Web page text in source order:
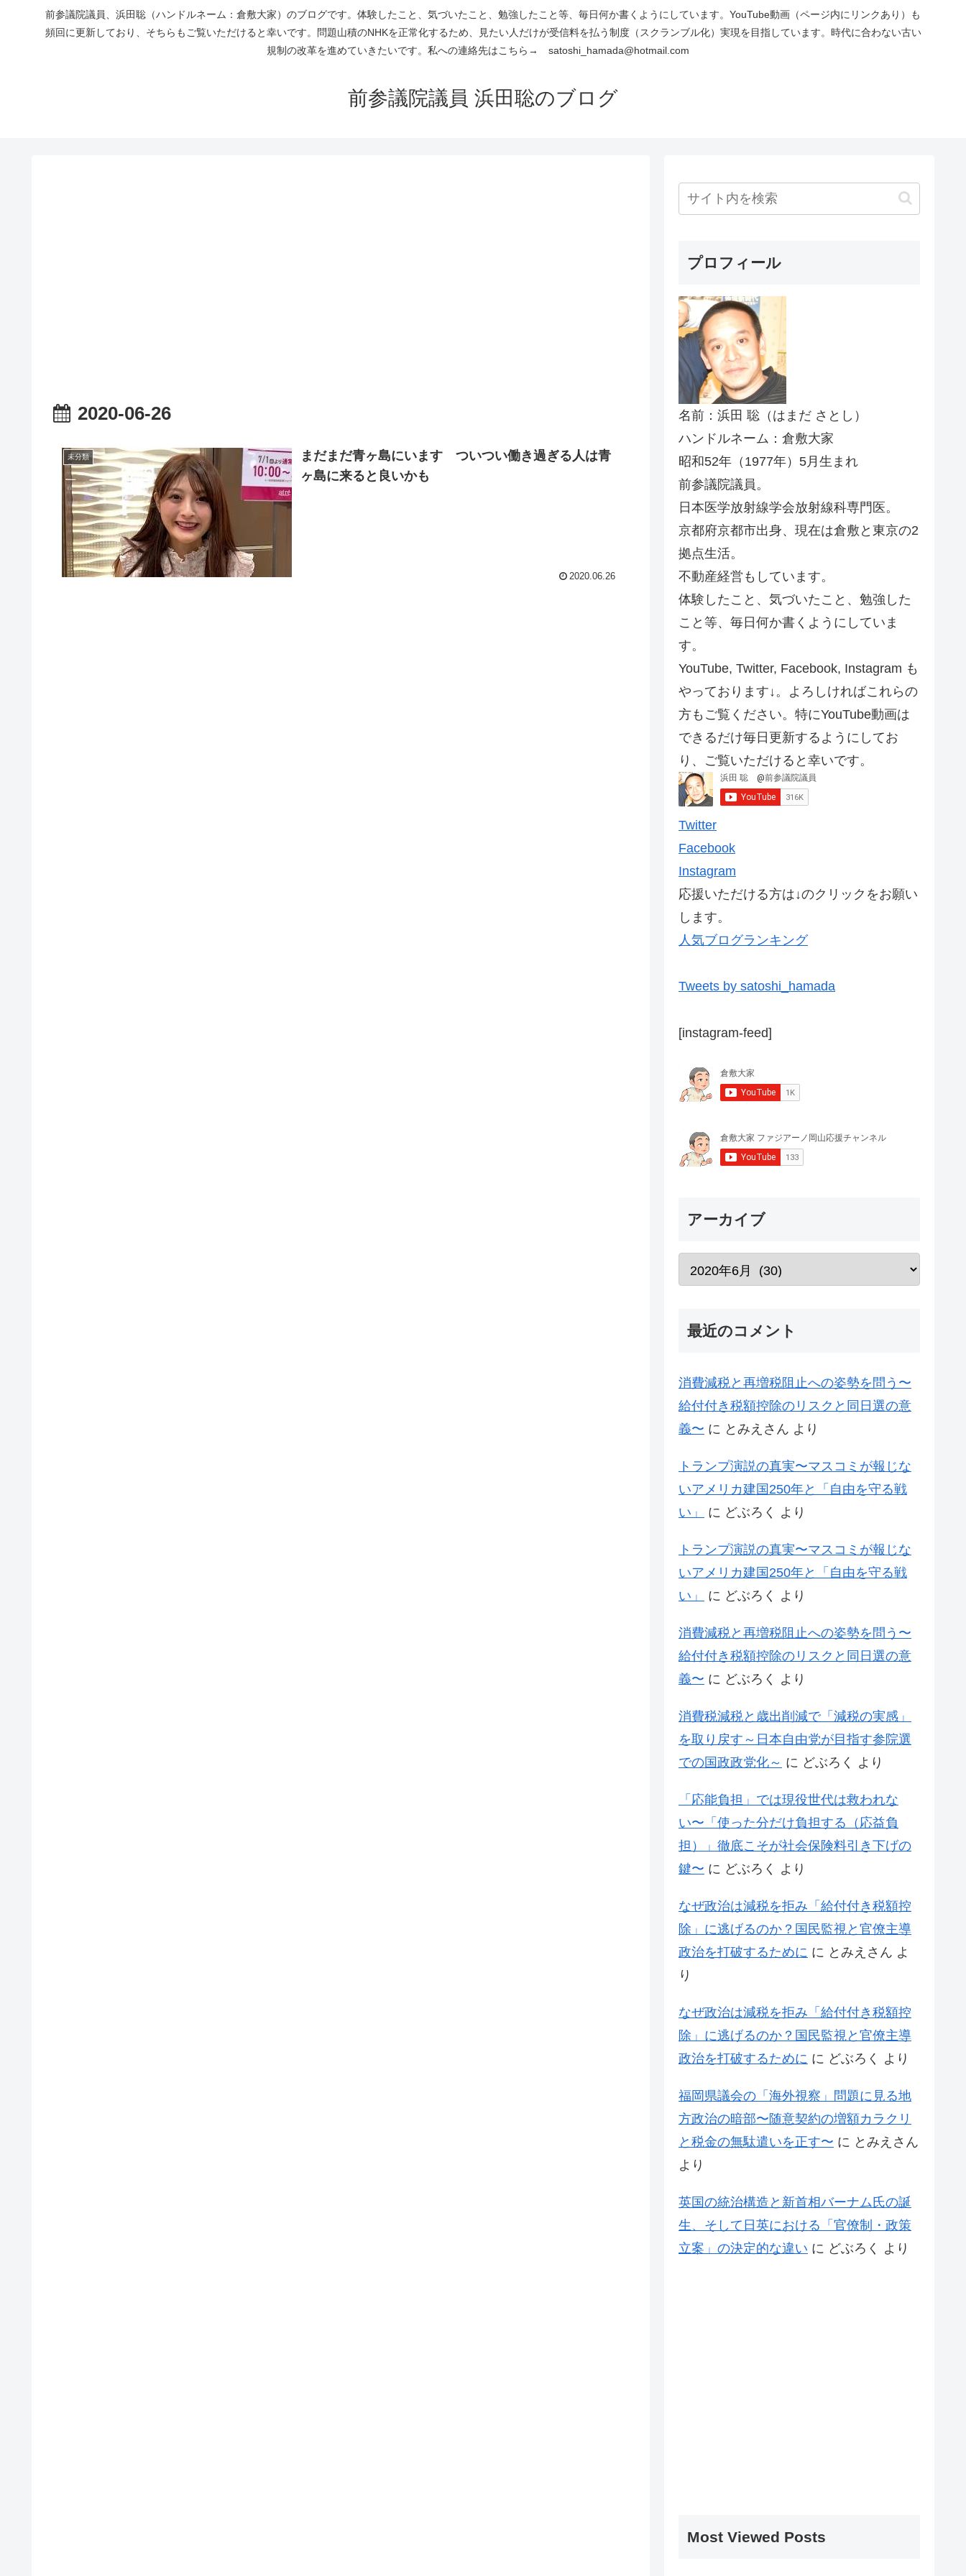
前参議院議員、浜田聡（ハンドルネーム：倉敷大家）のブログです。体験したこと、気づいたこと、勉強したこと等、毎日何か書くようにしています。YouTube動画（ページ内にリンクあり）も
頻回に更新しており、そちらもご覧いただけると幸いです。問題山積のNHKを正常化するため、見たい人だけが受信料を払う制度（スクランブル化）実現を目指しています。時代に合わない古い
規制の改革を進めていきたいです。私への連絡先はこちら→ satoshi_hamada@hotmail.com
前参議院議員 浜田聡のブログ
2020-06-26
未分類
まだまだ青ヶ島にいます ついつい働き過ぎる人は青
ヶ島に来ると良いかも
2020.06.26
プロフィール
名前：浜田 聡（はまだ さとし）
ハンドルネーム：倉敷大家
昭和52年（1977年）5月生まれ
前参議院議員。
日本医学放射線学会放射線科専門医。
京都府京都市出身、現在は倉敷と東京の2
拠点生活。
不動産経営もしています。
体験したこと、気づいたこと、勉強した
こと等、毎日何か書くようにしていま
す。
YouTube, Twitter, Facebook, Instagram も
やっております↓。よろしければこれらの
方もご覧ください。特にYouTube動画は
できるだけ毎日更新するようにしてお
り、ご覧いただけると幸いです。
Twitter
Facebook
Instagram
応援いただける方は↓のクリックをお願い
します。
人気ブログランキング
Tweets by satoshi_hamada
[instagram-feed]
アーカイブ
最近のコメント
消費減税と再増税阻止への姿勢を問う〜
給付付き税額控除のリスクと同日選の意
義〜 に とみえさん より
トランプ演説の真実〜マスコミが報じな
いアメリカ建国250年と「自由を守る戦
い」
に どぶろく より
トランプ演説の真実〜マスコミが報じな
いアメリカ建国250年と「自由を守る戦
い」
に どぶろく より
消費減税と再増税阻止への姿勢を問う〜
給付付き税額控除のリスクと同日選の意
義〜 に どぶろく より
消費税減税と歳出削減で「減税の実感」
を取り戻す～日本自由党が目指す参院選
での国政政党化～ に どぶろく より
「応能負担」では現役世代は救われな
い〜「使った分だけ負担する（応益負
担）」徹底こそが社会保険料引き下げの
鍵〜 に どぶろく より
なぜ政治は減税を拒み「給付付き税額控
除」に逃げるのか？国民監視と官僚主導
政治を打破するために に とみえさん よ
り
なぜ政治は減税を拒み「給付付き税額控
除」に逃げるのか？国民監視と官僚主導
政治を打破するために に どぶろく より
福岡県議会の「海外視察」問題に見る地
方政治の暗部〜随意契約の増額カラクリ
と税金の無駄遣いを正す〜 に とみえさん
より
英国の統治構造と新首相バーナム氏の誕
生、そして日英における「官僚制・政策
立案」の決定的な違い に どぶろく より
Most Viewed Posts